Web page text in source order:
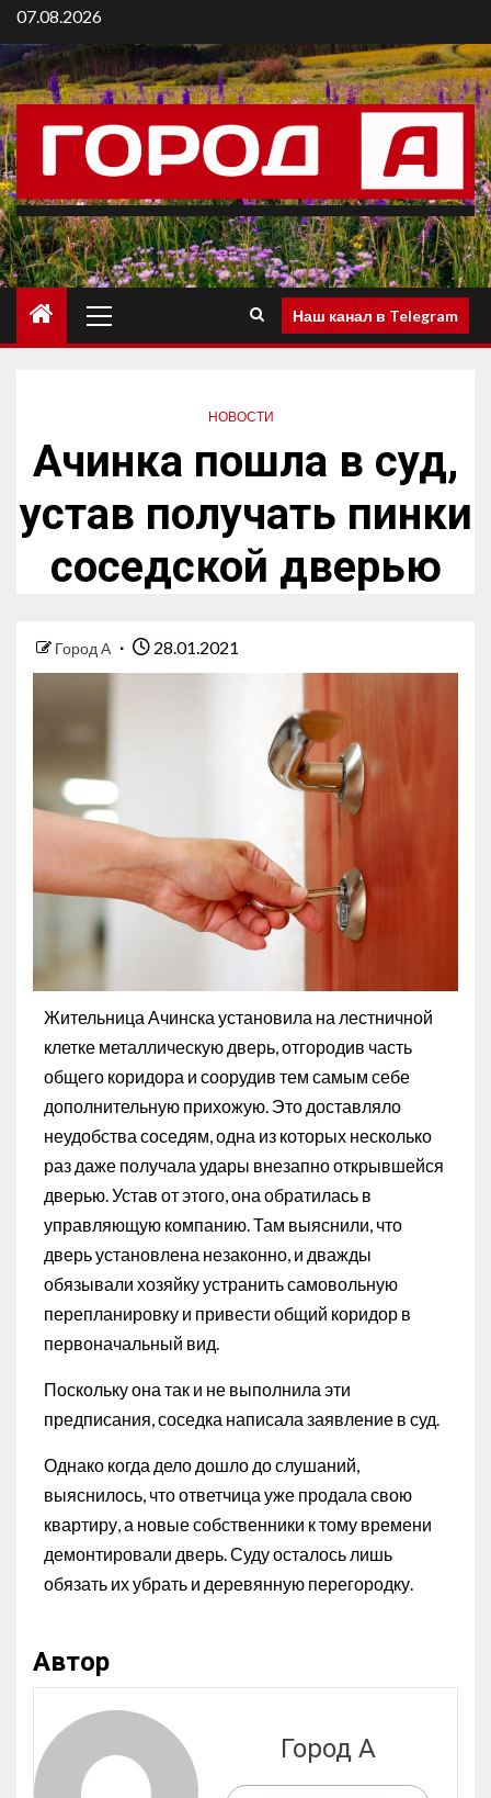
07.08.2026
Наш канал в Telegram
НОВОСТИ
Ачинка пошла в суд,
устав получать пинки
соседской дверью
Город А 28.01.2021
Жительница Ачинска установила на лестничной
клетке металлическую дверь, отгородив часть
общего коридора и соорудив тем самым себе
дополнительную прихожую. Это доставляло
неудобства соседям, одна из которых несколько
раз даже получала удары внезапно открывшейся
дверью. Устав от этого, она обратилась в
управляющую компанию. Там выяснили, что
дверь установлена незаконно, и дважды
обязывали хозяйку устранить самовольную
перепланировку и привести общий коридор в
первоначальный вид.
Поскольку она так и не выполнила эти
предписания, соседка написала заявление в суд.
Однако когда дело дошло до слушаний,
выяснилось, что ответчица уже продала свою
квартиру, а новые собственники к тому времени
демонтировали дверь. Суду осталось лишь
обязать их убрать и деревянную перегородку.
Автор
Город А